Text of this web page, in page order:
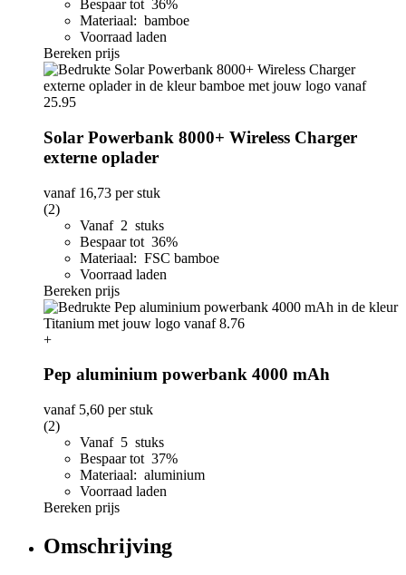
Bespaar tot 36%
Materiaal: bamboe
Voorraad laden
Bereken prijs
Solar Powerbank 8000+ Wireless Charger
externe oplader
vanaf 16,73 per stuk
(2)
Vanaf 2 stuks
Bespaar tot 36%
Materiaal: FSC bamboe
Voorraad laden
Bereken prijs
+
Pep aluminium powerbank 4000 mAh
vanaf 5,60 per stuk
(2)
Vanaf 5 stuks
Bespaar tot 37%
Materiaal: aluminium
Voorraad laden
Bereken prijs
Omschrijving